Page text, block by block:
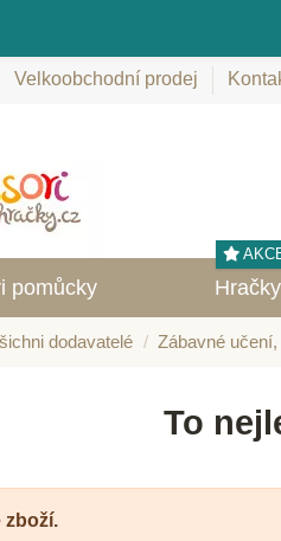
Velkoobchodní prodej
pomůcky Hračky
dodavatelé Zábavné učení,
To
zboží.